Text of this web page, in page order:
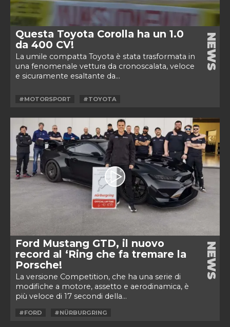
Questa Toyota Corolla ha un 1.0
da 400 CV!
La umile compatta Toyota è stata trasformata in
una fenomenale vettura da cronoscalata, veloce
e sicuramente esaltante da...
NEWS
#MOTORSPORT #TOYOTA
Ford Mustang GTD, il nuovo
record al ‘Ring che fa tremare la
Porsche!
La versione Competition, che ha una serie di
modifiche a motore, assetto e aerodinamica, è
più veloce di 17 secondi della...
NEWS
#FORD #NÜRBURGRING